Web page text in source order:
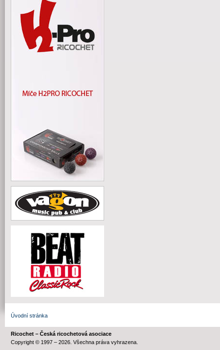
Úvodní stránka
Ricochet – Česká ricochetová asociace
Copyright © 1997 – 2026. Všechna práva vyhrazena.